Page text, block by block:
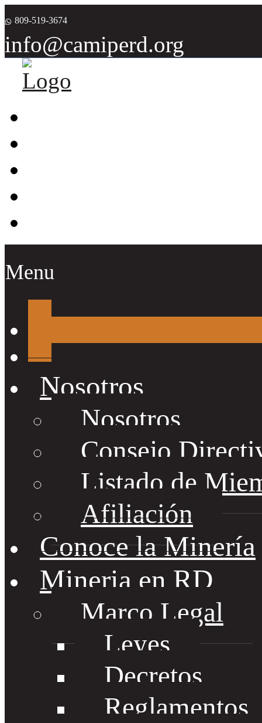
809-519-3674
info@camiperd.org
Menu
Nosotros
Nosotros
Consejo
Listado de
Afiliación
Conoce la Minería
Mineria en RD
Marco Legal
Leyes
Decretos
Reglamentos